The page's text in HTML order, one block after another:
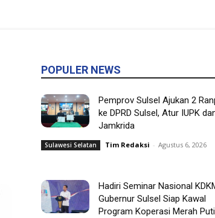
POPULER NEWS
Pemprov Sulsel Ajukan 2
ke DPRD Sulsel, Atur IUPK
Jamkrida
Sulawesi Selatan Tim Redaksi - Agustus 6, 2026
Hadiri Seminar Nasional
Gubernur Sulsel Siap Kawal
Program Koperasi Merah